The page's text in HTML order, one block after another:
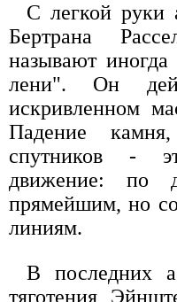
С легкой руки
Бертрана
называют
лени". Он
искривленном
Падение
спутников -
движение: по
прямейшим, но
линиям.
В последних
тяготения